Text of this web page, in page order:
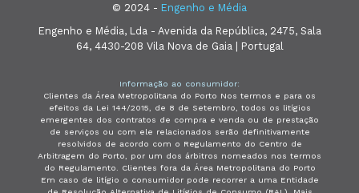
© 2024 - Engenho e Média
Engenho e Média, Lda - Avenida da República, 2475, Sala
64, 4430-208 Vila Nova de Gaia | Portugal
Informação ao consumidor:
Clientes da Área Metropolitana do Porto Nos termos e para os
efeitos da Lei 144/2015, de 8 de Setembro, todos os litígios
emergentes dos contratos de compra e venda ou de prestação
de serviços ou com ele relacionados serão definitivamente
resolvidos de acordo com o Regulamento do Centro de
Arbitragem do Porto, por um dos árbitros nomeados nos termos
do Regulamento. Clientes fora da Área Metropolitana do Porto
Em caso de litígio o consumidor pode recorrer a uma Entidade